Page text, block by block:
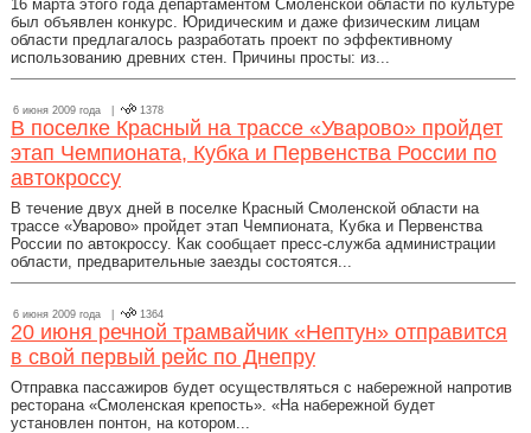
16 марта этого года департаментом Смоленской области по культуре
был объявлен конкурс. Юридическим и даже физическим лицам
области предлагалось разработать проект по эффективному
использованию древних стен. Причины просты: из...
6 июня 2009 года | 1378
В поселке Красный на трассе «Уварово» пройдет
этап Чемпионата, Кубка и Первенства России по
автокроссу
В течение двух дней в поселке Красный Смоленской области на
трассе «Уварово» пройдет этап Чемпионата, Кубка и Первенства
России по автокроссу. Как сообщает пресс-служба администрации
области, предварительные заезды состоятся...
6 июня 2009 года | 1364
20 июня речной трамвайчик «Нептун» отправится
в свой первый рейс по Днепру
Отправка пассажиров будет осуществляться с набережной напротив
ресторана «Смоленская крепость». «На набережной будет
установлен понтон, на котором...